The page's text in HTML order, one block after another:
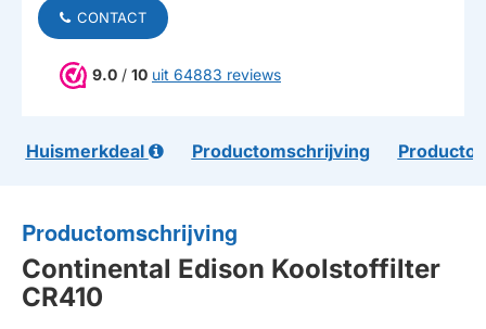
CONTACT
9.0 / 10 uit 64883 reviews
Huismerkdeal Productomschrijving
Productomschrijving
Continental Edison Koolstoffilter
CR410